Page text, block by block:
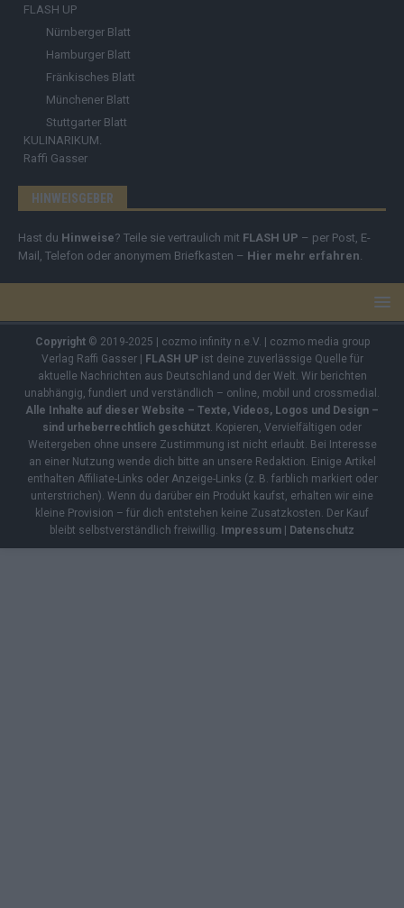
FLASH UP
Nürnberger Blatt
Hamburger Blatt
Fränkisches Blatt
Münchener Blatt
Stuttgarter Blatt
KULINARIKUM.
Raffi Gasser
HINWEISGEBER
Hast du Hinweise? Teile sie vertraulich mit FLASH UP – per Post, E-
Mail, Telefon oder anonymem Briefkasten – Hier mehr erfahren
Copyright© 2019-2025 | cozmo infinity n.e.V. | cozmo media group
Verlag Raffi Gasser | FLASH UPist deine zuverlässige Quelle für
aktuelle Nachrichten aus Deutschland und der Welt. Wir berichten
unabhängig, fundiert und verständlich – online, mobil und crossmedial.
Alle Inhalte auf dieser Website – Texte, Videos, Logos und Design –
sind urheberrechtlich geschützt. Kopieren, Vervielfältigen oder
Weitergeben ohne unsere Zustimmung ist nicht erlaubt. Bei Interesse
an einer Nutzung wende dich bitte an unsere Redaktion. Einige Artikel
enthalten Affiliate-Links oder Anzeige-Links (z. B. farblich markiert oder
unterstrichen). Wenn du darüber ein Produkt kaufst, erhalten wir eine
kleine Provision – für dich entstehen keine Zusatzkosten. Der Kauf
bleibt selbstverständlich freiwillig. Impressum | Datenschutz